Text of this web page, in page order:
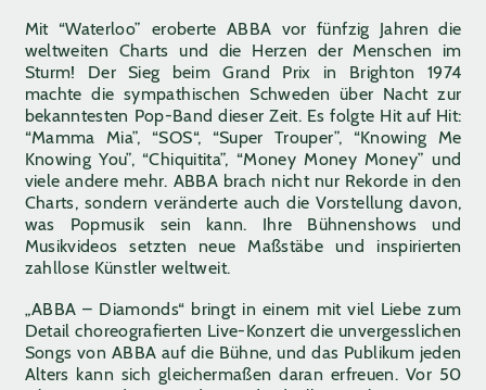
Mit “Waterloo” eroberte ABBA vor fünfzig Jahren die
weltweiten Charts und die Herzen der Menschen im
Sturm! Der Sieg beim Grand Prix in Brighton 1974
machte die sympathischen Schweden über Nacht zur
bekanntesten Pop-Band dieser Zeit. Es folgte Hit auf Hit:
“Mamma Mia”, “SOS“, “Super Trouper”, “Knowing Me
Knowing You”, “Chiquitita”, “Money Money Money” und
viele andere mehr. ABBA brach nicht nur Rekorde in den
Charts, sondern veränderte auch die Vorstellung davon,
was Popmusik sein kann. Ihre Bühnenshows und
Musikvideos setzten neue Maßstäbe und inspirierten
zahllose Künstler weltweit.
„ABBA – Diamonds“ bringt in einem mit viel Liebe zum
Detail choreografierten Live-Konzert die unvergesslichen
Songs von ABBA auf die Bühne, und das Publikum jeden
Alters kann sich gleichermaßen daran erfreuen. Vor 50